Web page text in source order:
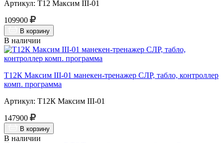
Артикул: Т12 Максим III-01
109900
В корзину
В наличии
Т12К Максим III-01 манекен-тренажер СЛР, табло, контроллер
комп. программа
Артикул: Т12К Максим III-01
147900
В корзину
В наличии